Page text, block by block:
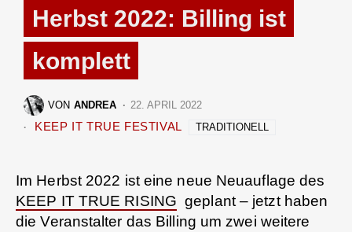
Herbst 2022: Billing ist
komplett
VON ANDREA 22. APRIL 2022
KEEP IT TRUE FESTIVAL TRADITIONELL
Im Herbst 2022 ist eine neue Neuauflage des
KEEP IT TRUE RISING geplant – jetzt haben
die Veranstalter das Billing um zwei weitere